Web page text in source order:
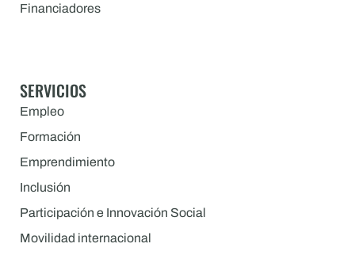
Financiadores
SERVICIOS
Empleo
Formación
Emprendimiento
Inclusión
Participación e Innovación Social
Movilidad internacional